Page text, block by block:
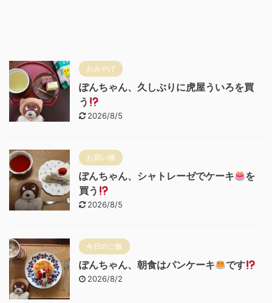
おみやげ
ぽんちゃん、久しぶりに虎屋ういろを買
う
2026/8/5
お買い物
ぽんちゃん、シャトレーゼでケーキ
を
買う
2026/8/5
今日のご飯
ぽんちゃん、朝食はパンケーキ です
2026/8/2